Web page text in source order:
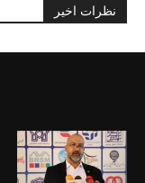
نظرات اخیر